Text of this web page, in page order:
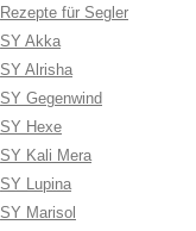
Rezepte für Segler
SY Akka
SY Alrisha
SY Gegenwind
SY Hexe
SY Kali Mera
SY Lupina
SY Marisol